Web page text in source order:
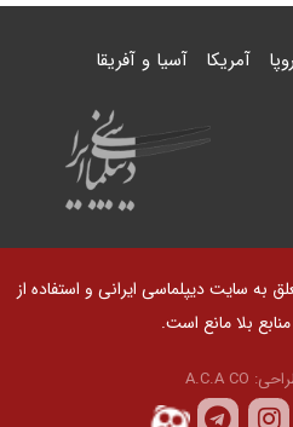
آمریکا آسیا و آفریقا
به سایت دیپلماسی ایرانی و استفاده از
بلا مانع است.
A.C.A CO